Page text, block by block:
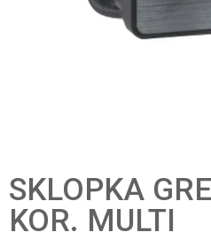
SKLOPKA
KOR. MULTI